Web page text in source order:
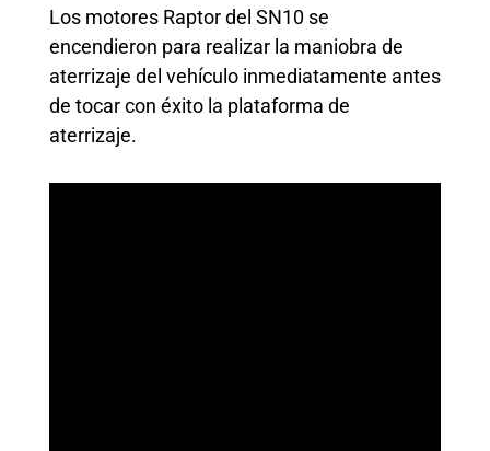
Los motores Raptor del SN10 se
encendieron para realizar la maniobra de
aterrizaje del vehículo inmediatamente antes
de tocar con éxito la plataforma de
aterrizaje.